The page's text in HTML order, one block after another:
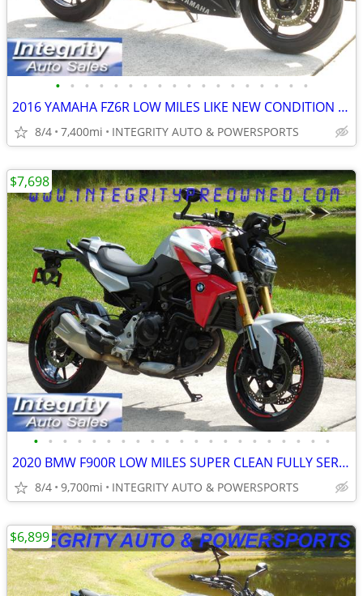
• • • • • • • • • • • • • • • • • •
2016 YAMAHA FZ6R LOW MILES LIKE NEW CONDITION NO BS FEES!!!!!
8/4 7,400mi INTEGRITY AUTO & POWERSPORTS
• • • • • • • • • • • • • • • • • • • • •
2020 BMW F900R LOW MILES SUPER CLEAN FULLY SERVICED NO BS FEES!!!!!!!
8/4 9,700mi INTEGRITY AUTO & POWERSPORTS
$7,698
$6,899